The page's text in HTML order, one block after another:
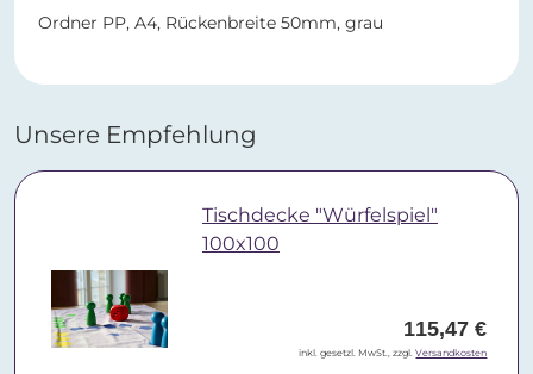
Ordner PP, A4, Rückenbreite 50mm, grau
Unsere Empfehlung
Tischdecke "Würfelspiel"
100x100
115,47 €
inkl. gesetzl. MwSt., zzgl.Versandkosten